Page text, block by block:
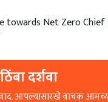
towards Net Zero
दर्शवा
आपल्यासारखे वाचक